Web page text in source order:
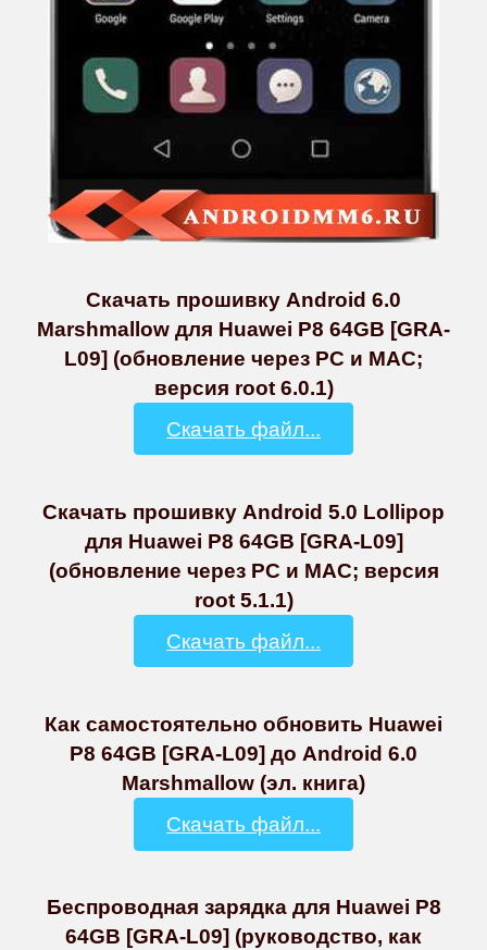
Скачать прошивку Android 6.0
Marshmallow для Huawei P8 64GB [GRA-
L09] (обновление через PC и MAC;
версия root 6.0.1)
Скачать файл...
Скачать прошивку Android 5.0 Lollipop
для Huawei P8 64GB [GRA-L09]
(обновление через PC и MAC; версия
root 5.1.1)
Скачать файл...
Как самостоятельно обновить Huawei
P8 64GB [GRA-L09] до Android 6.0
Marshmallow (эл. книга)
Скачать файл...
Беспроводная зарядка для Huawei P8
64GB [GRA-L09] (руководство, как